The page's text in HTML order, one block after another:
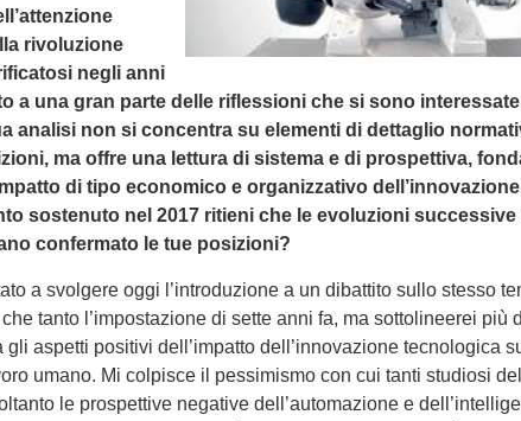
rivoluzione
negli anni
a una gran parte delle riflessioni che si sono
analisi non si concentra su elementi di dettaglio
ma offre una lettura di sistema e di prospettiva,
di tipo economico e organizzativo
sostenuto nel 2017 ritieni che le evoluzioni successive
confermato le tue posizioni?
a svolgere oggi l’introduzione a un dibattito sullo stesso
tanto l’impostazione di sette anni fa, ma sottolineerei più
gli aspetti positivi dell’impatto dell’innovazione tecnologica
umano. Mi colpisce il pessimismo con cui tanti studiosi
le prospettive negative dell’automazione e